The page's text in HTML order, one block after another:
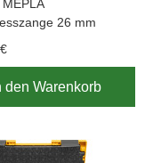
26 mm
den Warenkorb